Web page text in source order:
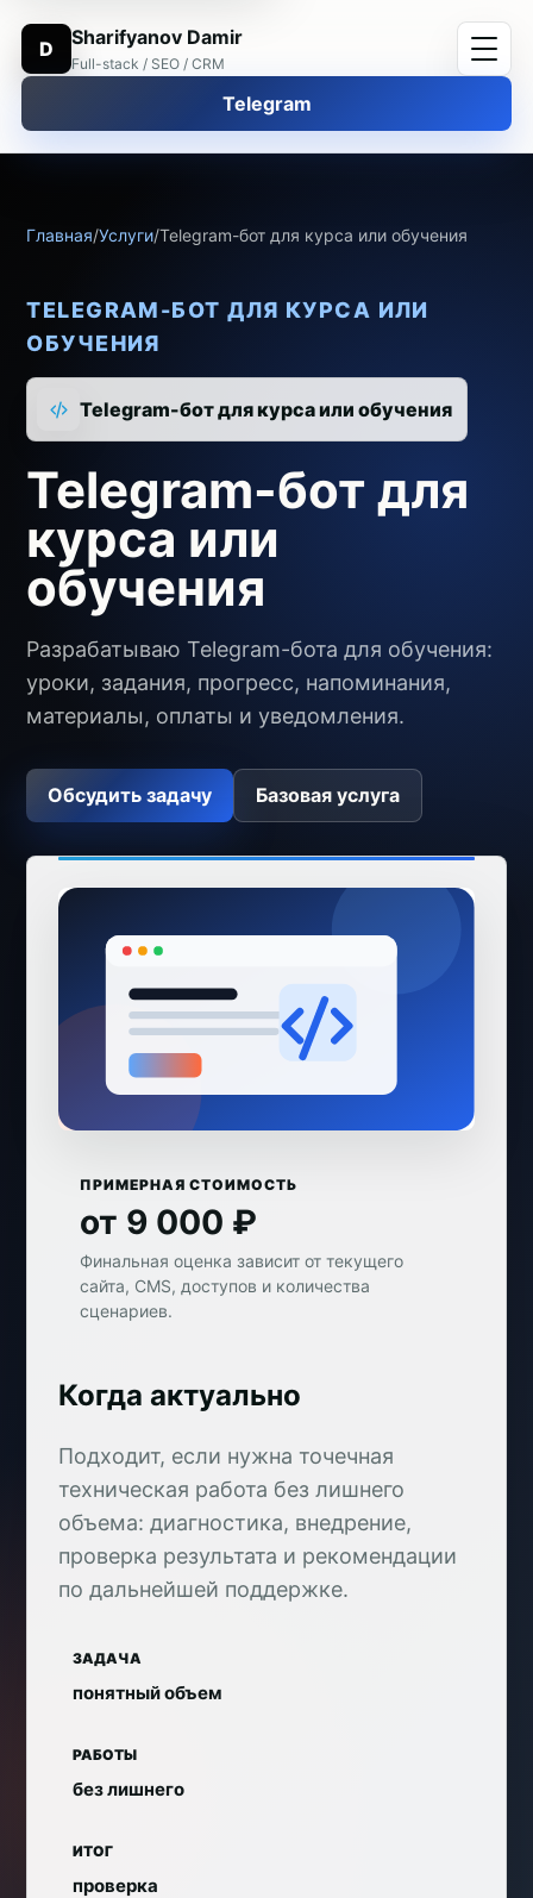
D Sharifyanov Damir
Full-stack / SEO / CRM
Telegram
Главная/Услуги/Telegram-бот для курса или обучения
TELEGRAM-БОТ ДЛЯ КУРСА ИЛИ
ОБУЧЕНИЯ
Telegram-бот для курса или обучения
Telegram-бот для
курса или
обучения
Разрабатываю Telegram-бота для обучения:
уроки, задания, прогресс, напоминания,
материалы, оплаты и уведомления.
Обсудить задачу Базовая услуга
ПРИМЕРНАЯ СТОИМОСТЬ
от 9 000 ₽
Финальная оценка зависит от текущего
сайта, CMS, доступов и количества
сценариев.
Когда актуально
Подходит, если нужна точечная
техническая работа без лишнего
объема: диагностика, внедрение,
проверка результата и рекомендации
по дальнейшей поддержке.
ЗАДАЧА
понятный объем
РАБОТЫ
без лишнего
ИТОГ
проверка